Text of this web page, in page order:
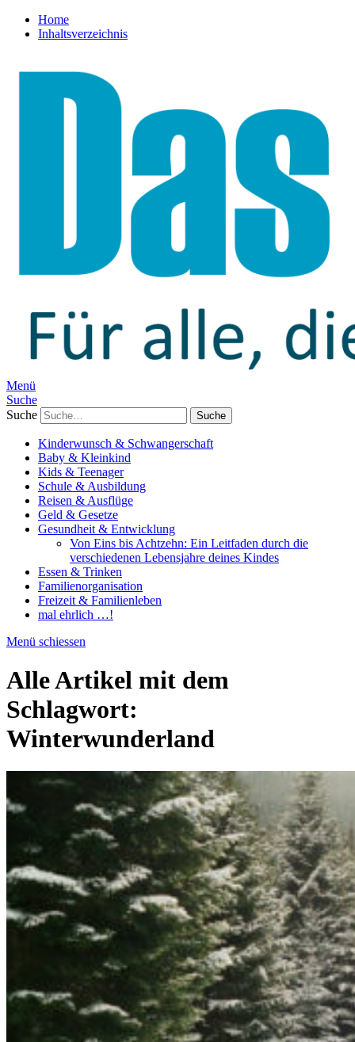
Home
Inhaltsverzeichnis
Menü
Suche
Suche
Kinderwunsch & Schwangerschaft
Baby & Kleinkind
Kids & Teenager
Schule & Ausbildung
Reisen & Ausflüge
Geld & Gesetze
Gesundheit & Entwicklung
Von Eins bis Achtzehn: Ein Leitfaden durch die
verschiedenen Lebensjahre deines Kindes
Essen & Trinken
Familienorganisation
Freizeit & Familienleben
mal ehrlich …!
Menü schiessen
Alle Artikel mit dem
Schlagwort:
Winterwunderland